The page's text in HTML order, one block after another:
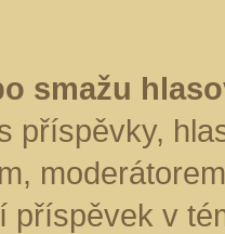
smažu
příspěvky,
příspěvek v